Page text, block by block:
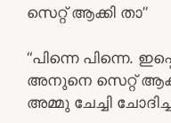
സെറ്റ് ആക്കി താ”
“പിന്നെ പിന്നെ.
അനുനെ സെറ്റ്
അമ്മു ചേച്ചി